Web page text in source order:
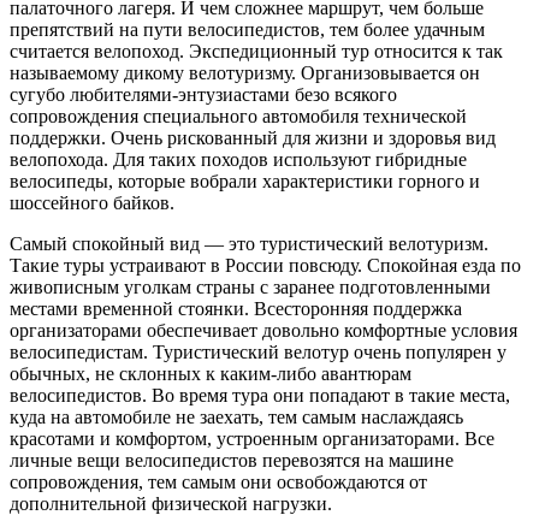
палаточного лагеря. И чем сложнее маршрут, чем больше
препятствий на пути велосипедистов, тем более удачным
считается велопоход. Экспедиционный тур относится к так
называемому дикому велотуризму. Организовывается он
сугубо любителями-энтузиастами безо всякого
сопровождения специального автомобиля технической
поддержки. Очень рискованный для жизни и здоровья вид
велопохода. Для таких походов используют гибридные
велосипеды, которые вобрали характеристики горного и
шоссейного байков.
Самый спокойный вид — это туристический велотуризм.
Такие туры устраивают в России повсюду. Спокойная езда по
живописным уголкам страны с заранее подготовленными
местами временной стоянки. Всесторонняя поддержка
организаторами обеспечивает довольно комфортные условия
велосипедистам. Туристический велотур очень популярен у
обычных, не склонных к каким-либо авантюрам
велосипедистов. Во время тура они попадают в такие места,
куда на автомобиле не заехать, тем самым наслаждаясь
красотами и комфортом, устроенным организаторами. Все
личные вещи велосипедистов перевозятся на машине
сопровождения, тем самым они освобождаются от
дополнительной физической нагрузки.